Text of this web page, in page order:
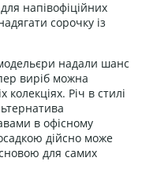
напівофіційних
сорочку із
надали шанс
виріб можна
колекціях. Річ в стилі
в офісному
дійсно може
для самих